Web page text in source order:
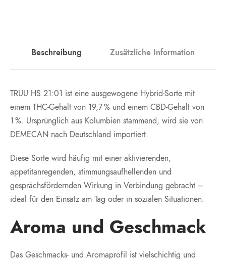
Beschreibung Zusätzliche Information
TRUU HS 21:01 ist eine ausgewogene Hybrid-Sorte mit
einem THC-Gehalt von 19,7 % und einem CBD-Gehalt von
1 %. Ursprünglich aus Kolumbien stammend, wird sie von
DEMECAN nach Deutschland importiert.
Diese Sorte wird häufig mit einer aktivierenden,
appetitanregenden, stimmungsaufhellenden und
gesprächsfördernden Wirkung in Verbindung gebracht –
ideal für den Einsatz am Tag oder in sozialen Situationen.
Aroma und Geschmack
Das Geschmacks- und Aromaprofil ist vielschichtig und